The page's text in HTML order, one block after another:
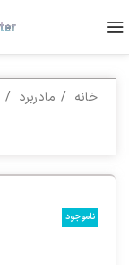
خانه مادربرد
ناموجود